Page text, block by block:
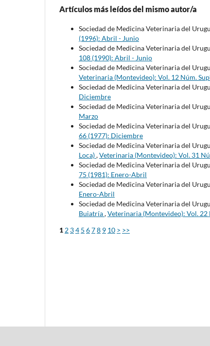
Artículos más leídos del mismo autor/a
Sociedad de Medicina Veterinaria del
(1996): Abril - Junio
Sociedad de Medicina Veterinaria del
108 (1990): Abril - Junio
Sociedad de Medicina Veterinaria del
Veterinaria (Montevideo): Vol. 12 Núm.
Sociedad de Medicina Veterinaria del
Diciembre
Sociedad de Medicina Veterinaria del
Marzo
Sociedad de Medicina Veterinaria del
66 (1977): Diciembre
Sociedad de Medicina Veterinaria del
Loca),Veterinaria (Montevideo): Vol. 31
Sociedad de Medicina Veterinaria del
75 (1981): Enero-Abril
Sociedad de Medicina Veterinaria del
Enero-Abril
Sociedad de Medicina Veterinaria del
Buiatría,Veterinaria (Montevideo): Vol. 22
1 2 34 5 678 9 10 > >>